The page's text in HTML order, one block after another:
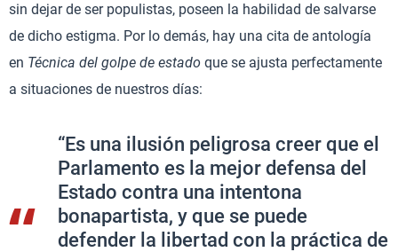
sin dejar de ser populistas, poseen la habilidad de salvarse
de dicho estigma. Por lo demás, hay una cita de antología
en Técnica del golpe de estado que se ajusta perfectamente
a situaciones de nuestros días:
“Es una ilusión peligrosa creer que el
Parlamento es la mejor defensa del
Estado contra una intentona
bonapartista, y que se puede
defender la libertad con la práctica de